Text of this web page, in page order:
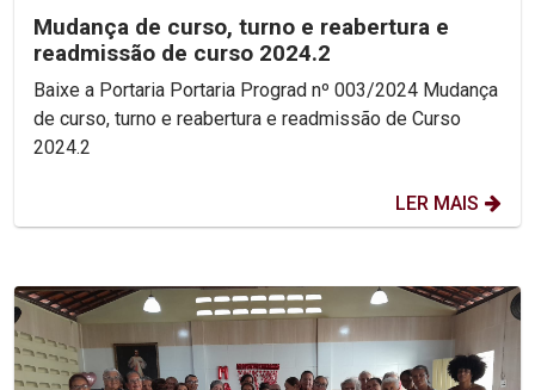
Mudança de curso, turno e reabertura e
readmissão de curso 2024.2
Baixe a Portaria Portaria Prograd nº 003/2024 Mudança
de curso, turno e reabertura e readmissão de Curso
2024.2
LER MAIS